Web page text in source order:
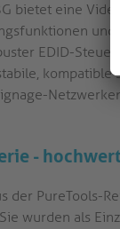
bietet eine
und
EDID-
-
der PureTools-
wurden als